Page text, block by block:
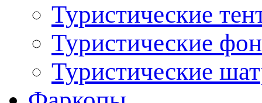
Туристические
Туристические
Туристические